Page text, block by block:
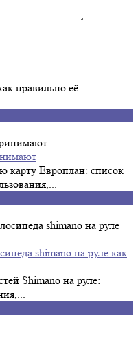
правильно её
карту Европлан: список
shimano на руле как
Shimano на руле: